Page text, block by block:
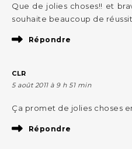
Que de jolies choses!! et
souhaite beaucoup de
Répondre
CLR
5 août 2011 à 9 h 51 min
Ça promet de jolies choses
Répondre